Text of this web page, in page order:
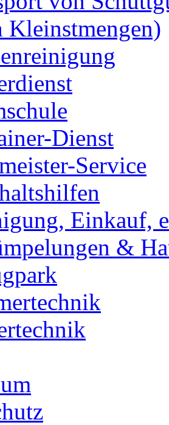
Kleinstmengen)
Dienst
Service
Einkauf,
&